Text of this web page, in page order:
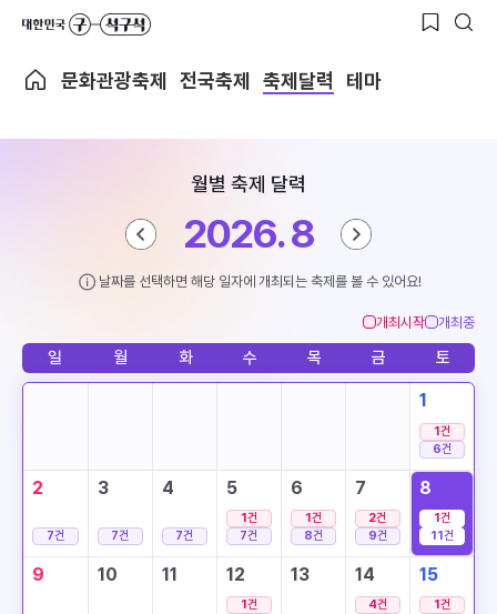
문화관광축제 전국축제 축제달력 테마
월별 축제 달력
2026. 8
날짜를 선택하면 해당 일자에 개최되는 축제를 볼 수 있어요!
개최시작 개최중
일 월 화 수 목 금 토
1
1건
6건
2
7건
3
7건
4
7건
5
1건
7건
6
1건
8건
7
2건
9건
8
1건
11건
9 10 11 12
1건
13 14
4건
15
1건